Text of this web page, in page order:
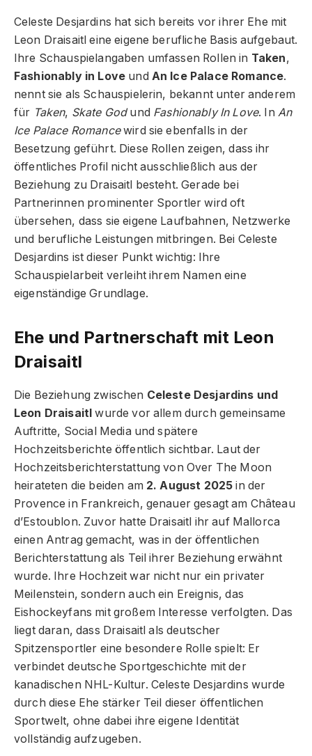
Celeste Desjardins hat sich bereits vor ihrer Ehe mit
Leon Draisaitl eine eigene berufliche Basis aufgebaut.
Ihre Schauspielangaben umfassen Rollen in Taken,
Fashionably in Love und An Ice Palace Romance.
nennt sie als Schauspielerin, bekannt unter anderem
für Taken, Skate Godund Fashionably In Love. In An
Ice Palace Romancewird sie ebenfalls in der
Besetzung geführt. Diese Rollen zeigen, dass ihr
öffentliches Profil nicht ausschließlich aus der
Beziehung zu Draisaitl besteht. Gerade bei
Partnerinnen prominenter Sportler wird oft
übersehen, dass sie eigene Laufbahnen, Netzwerke
und berufliche Leistungen mitbringen. Bei Celeste
Desjardins ist dieser Punkt wichtig: Ihre
Schauspielarbeit verleiht ihrem Namen eine
eigenständige Grundlage.
Ehe und Partnerschaft mit Leon
Draisaitl
Die Beziehung zwischen Celeste Desjardins und
Leon Draisaitl wurde vor allem durch gemeinsame
Auftritte, Social Media und spätere
Hochzeitsberichte öffentlich sichtbar. Laut der
Hochzeitsberichterstattung von Over The Moon
heirateten die beiden am 2. August 2025 in der
Provence in Frankreich, genauer gesagt am Château
d’Estoublon. Zuvor hatte Draisaitl ihr auf Mallorca
einen Antrag gemacht, was in der öffentlichen
Berichterstattung als Teil ihrer Beziehung erwähnt
wurde. Ihre Hochzeit war nicht nur ein privater
Meilenstein, sondern auch ein Ereignis, das
Eishockeyfans mit großem Interesse verfolgten. Das
liegt daran, dass Draisaitl als deutscher
Spitzensportler eine besondere Rolle spielt: Er
verbindet deutsche Sportgeschichte mit der
kanadischen NHL-Kultur. Celeste Desjardins wurde
durch diese Ehe stärker Teil dieser öffentlichen
Sportwelt, ohne dabei ihre eigene Identität
vollständig aufzugeben.